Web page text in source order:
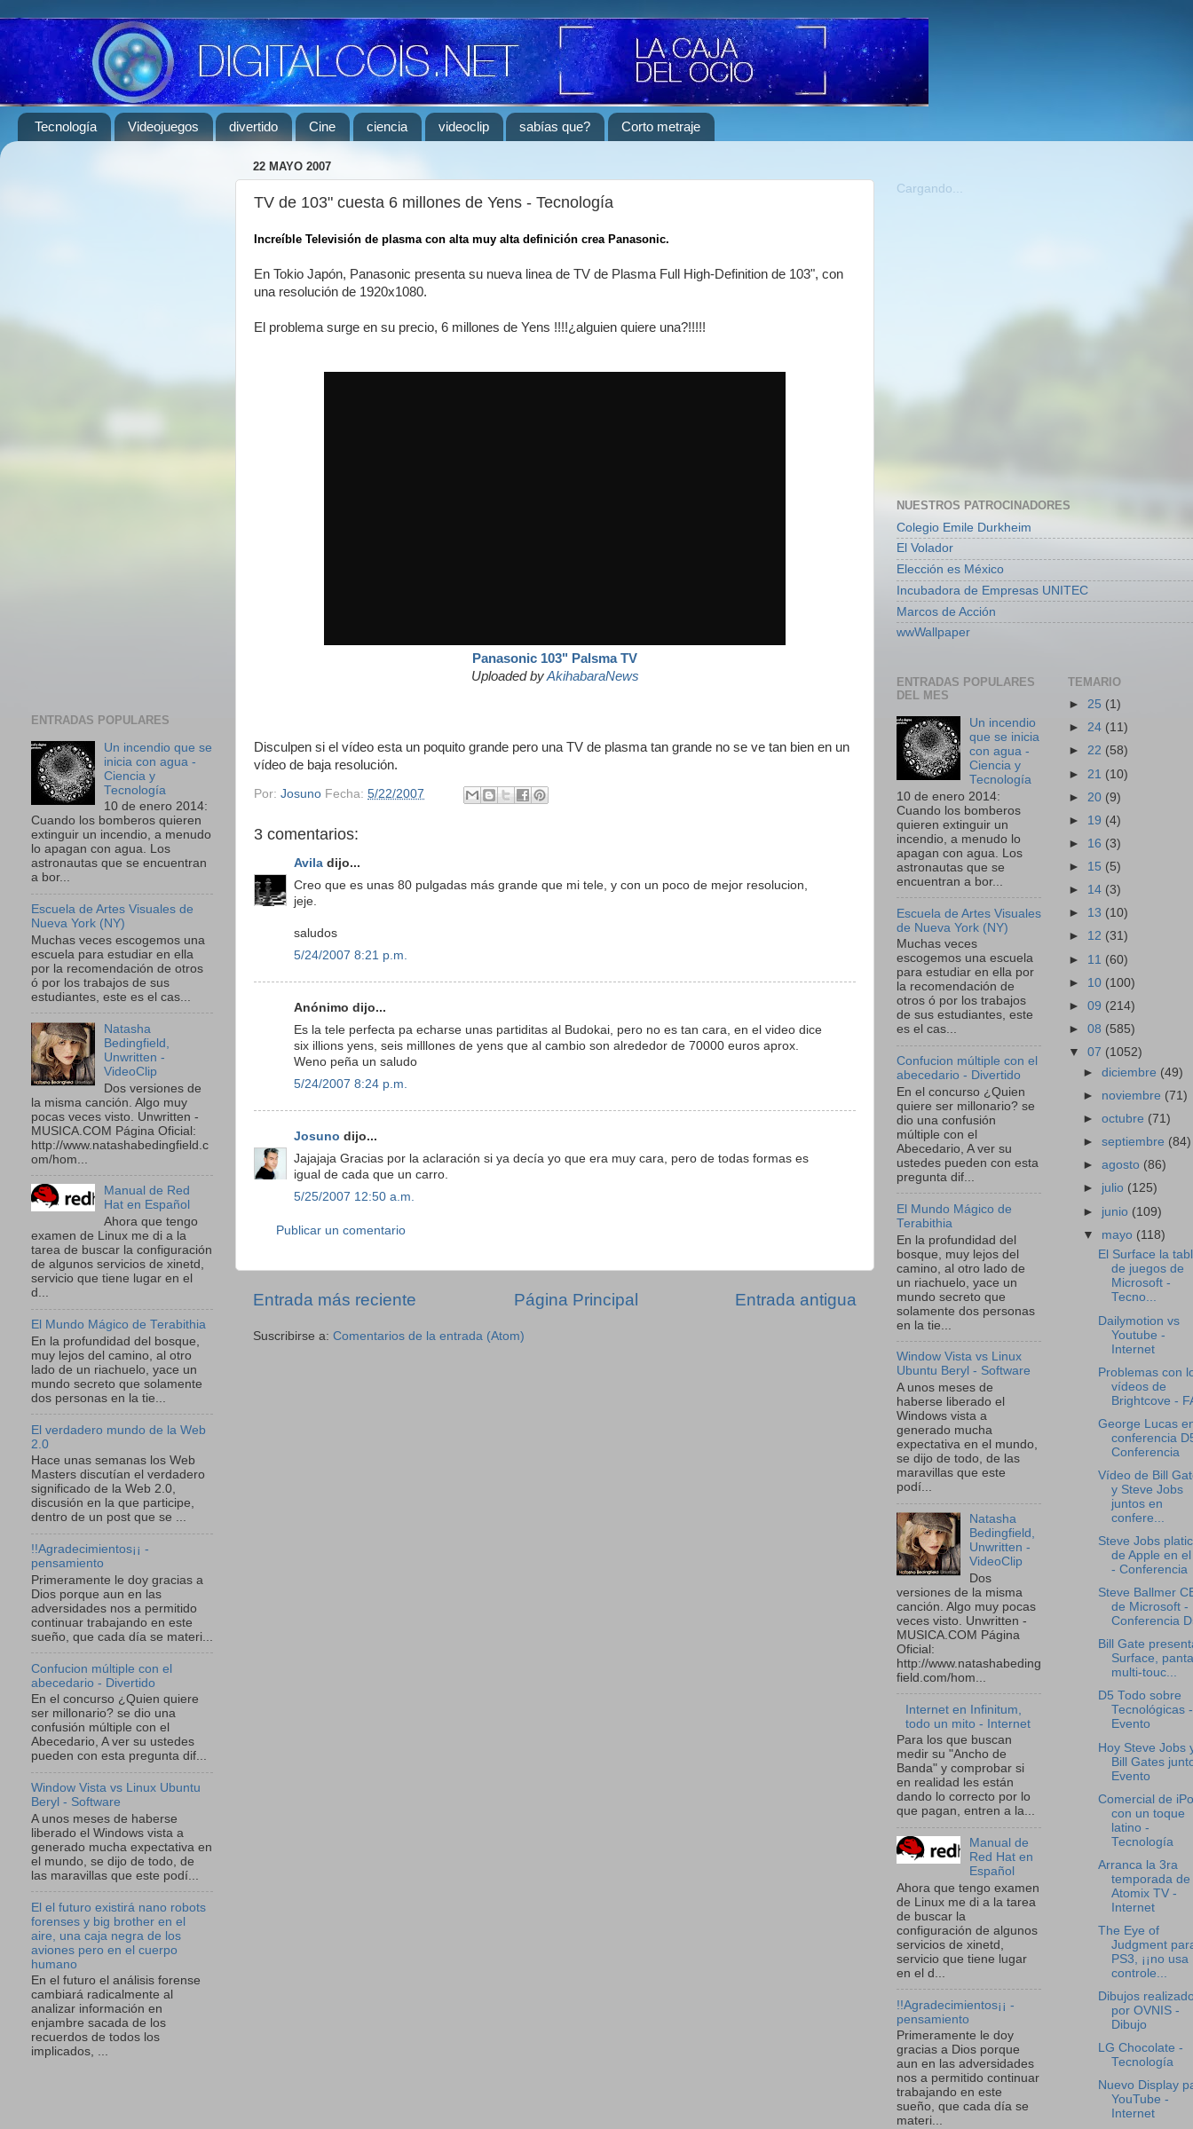
Tecnología Videojuegos divertido Cine ciencia videoclip sabías que? Corto metraje
22 MAYO 2007
TV de 103" cuesta 6 millones de Yens - Tecnología
Increíble Televisión de plasma con alta muy alta definición crea Panasonic.
En Tokio Japón, Panasonic presenta su nueva linea de TV de Plasma Full High-Definition de 103", con
una resolución de 1920x1080.
El problema surge en su precio, 6 millones de Yens !!!!¿alguien quiere una?!!!!!
Panasonic 103" Palsma TV
Uploaded byAkihabaraNews
Disculpen si el vídeo esta un poquito grande pero una TV de plasma tan grande no se ve tan bien en un
vídeo de baja resolución.
Por: Josuno Fecha: 5/22/2007
3 comentarios:
Avila dijo...
Creo que es unas 80 pulgadas más grande que mi tele, y con un poco de mejor resolucion,
jeje.
saludos
5/24/2007 8:21 p.m.
Anónimo dijo...
Es la tele perfecta pa echarse unas partiditas al Budokai, pero no es tan cara, en el video dice
six illions yens, seis milllones de yens que al cambio son alrededor de 70000 euros aprox.
Weno peña un saludo
5/24/2007 8:24 p.m.
Josuno dijo...
Jajajaja Gracias por la aclaración si ya decía yo que era muy cara, pero de todas formas es
igual de cada que un carro.
5/25/2007 12:50 a.m.
Publicar un comentario
Entrada más reciente Entrada antigua
Página Principal
Suscribirse a: Comentarios de la entrada (Atom)
ENTRADAS POPULARES
Un incendio que se
inicia con agua -
Ciencia y
Tecnología
10 de enero 2014:
Cuando los bomberos quieren
extinguir un incendio, a menudo
lo apagan con agua. Los
astronautas que se encuentran
a bor...
Escuela de Artes Visuales de
Nueva York (NY)
Muchas veces escogemos una
escuela para estudiar en ella
por la recomendación de otros
ó por los trabajos de sus
estudiantes, este es el cas...
Natasha
Bedingfield,
Unwritten -
VideoClip
Dos versiones de
la misma canción. Algo muy
pocas veces visto. Unwritten -
MUSICA.COM Página Oficial:
http://www.natashabedingfield.c
om/hom...
Manual de Red
Hat en Español
Ahora que tengo
examen de Linux me di a la
tarea de buscar la configuración
de algunos servicios de xinetd,
servicio que tiene lugar en el
d...
El Mundo Mágico de Terabithia
En la profundidad del bosque,
muy lejos del camino, al otro
lado de un riachuelo, yace un
mundo secreto que solamente
dos personas en la tie...
El verdadero mundo de la Web
2.0
Hace unas semanas los Web
Masters discutían el verdadero
significado de la Web 2.0,
discusión en la que participe,
dentro de un post que se ...
!!Agradecimientos¡¡ -
pensamiento
Primeramente le doy gracias a
Dios porque aun en las
adversidades nos a permitido
continuar trabajando en este
sueño, que cada día se materi...
Confucion múltiple con el
abecedario - Divertido
En el concurso ¿Quien quiere
ser millonario? se dio una
confusión múltiple con el
Abecedario, A ver su ustedes
pueden con esta pregunta dif...
Window Vista vs Linux Ubuntu
Beryl - Software
A unos meses de haberse
liberado el Windows vista a
generado mucha expectativa en
el mundo, se dijo de todo, de
las maravillas que este podí...
El el futuro existirá nano robots
forenses y big brother en el
aire, una caja negra de los
aviones pero en el cuerpo
humano
En el futuro el análisis forense
cambiará radicalmente al
analizar información en
enjambre sacada de los
recuerdos de todos los
implicados, ...
Cargando...
NUESTROS PATROCINADORES
Colegio Emile Durkheim
El Volador
Elección es México
Incubadora de Empresas UNITEC
Marcos de Acción
wwWallpaper
ENTRADAS POPULARES
DEL MES
Un incendio
que se inicia
con agua -
Ciencia y
Tecnología
10 de enero 2014:
Cuando los bomberos
quieren extinguir un
incendio, a menudo lo
apagan con agua. Los
astronautas que se
encuentran a bor...
Escuela de Artes Visuales
de Nueva York (NY)
Muchas veces
escogemos una escuela
para estudiar en ella por
la recomendación de
otros ó por los trabajos
de sus estudiantes, este
es el cas...
Confucion múltiple con el
abecedario - Divertido
En el concurso ¿Quien
quiere ser millonario? se
dio una confusión
múltiple con el
Abecedario, A ver su
ustedes pueden con esta
pregunta dif...
El Mundo Mágico de
Terabithia
En la profundidad del
bosque, muy lejos del
camino, al otro lado de
un riachuelo, yace un
mundo secreto que
solamente dos personas
en la tie...
Window Vista vs Linux
Ubuntu Beryl - Software
A unos meses de
haberse liberado el
Windows vista a
generado mucha
expectativa en el mundo,
se dijo de todo, de las
maravillas que este
podí...
Natasha
Bedingfield,
Unwritten -
VideoClip
Dos
versiones de la misma
canción. Algo muy pocas
veces visto. Unwritten -
MUSICA.COM Página
Oficial:
http://www.natashabeding
field.com/hom...
Internet en Infinitum,
todo un mito - Internet
Para los que buscan
medir su "Ancho de
Banda" y comprobar si
en realidad les están
dando lo correcto por lo
que pagan, entren a la...
Manual de
Red Hat en
Español
Ahora que tengo examen
de Linux me di a la tarea
de buscar la
configuración de algunos
servicios de xinetd,
servicio que tiene lugar
en el d...
!!Agradecimientos¡¡ -
pensamiento
Primeramente le doy
gracias a Dios porque
aun en las adversidades
nos a permitido continuar
trabajando en este
sueño, que cada día se
materi...
TEMARIO
► 25 (1)
► 24 (11)
► 22 (58)
► 21 (10)
► 20 (9)
► 19 (4)
► 16 (3)
► 15 (5)
► 14 (3)
► 13 (10)
► 12 (31)
► 11 (60)
► 10 (100)
► 09 (214)
► 08 (585)
▼ 07 (1052)
►diciembre (49)
► noviembre (71)
►octubre (71)
►septiembre (84)
►agosto (86)
► julio (125)
► junio (109)
▼ mayo (118)
El Surface la
de juegos de
Microsoft -
Tecno...
Dailymotion vs
Youtube -
Internet
Problemas con
vídeos de
Brightcove -
George Lucas
conferencia
Conferencia
Vídeo de Bill
y Steve Jobs
juntos en
confere...
Steve Jobs
de Apple en
- Conferencia
Steve Ballmer
de Microsoft -
Conferencia
Bill Gate
Surface,
multi-touc...
D5 Todo sobre
Tecnológicas -
Evento
Hoy Steve Jobs
Bill Gates
Evento
Comercial de
con un toque
latino -
Tecnología
Arranca la 3ra
temporada de
Atomix TV -
Internet
The Eye of
Judgment
PS3, ¡¡no usa
controle...
Dibujos
por OVNIS -
Dibujo
LG Chocolate -
Tecnología
Nuevo Display
YouTube -
Internet